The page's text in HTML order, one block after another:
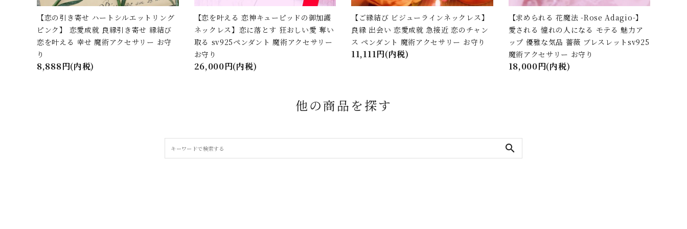
【恋の引き寄せ ハートシルエットリング
ピンク】 恋愛成就 良縁引き寄せ 縁結び
恋を叶える 幸せ 魔術アクセサリー お守
り
8,888円(内税)
【恋を叶える 恋神キューピッドの御加護
ネックレス】恋に落とす 狂おしい愛 奪い
取る sv925ペンダント 魔術アクセサリー
お守り
26,000円(内税)
【ご縁結び ビジューラインネックレス】
良縁 出会い 恋愛成就 急接近 恋のチャン
ス ペンダント 魔術アクセサリー お守り
11,111円(内税)
【求められる 花魔法 -Rose Adagio-】
愛される 憧れの人になる モテる 魅力ア
ップ 優雅な気品 薔薇 ブレスレットsv925
魔術アクセサリー お守り
18,000円(内税)
他の商品を探す
search